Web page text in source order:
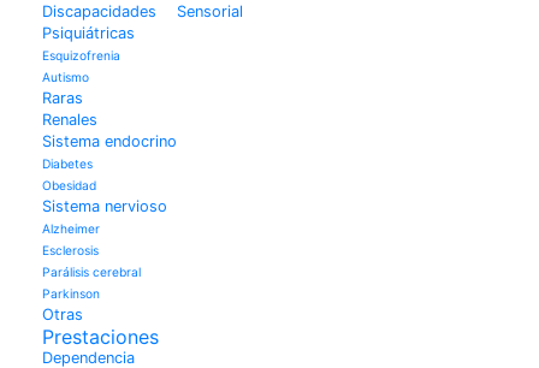
Discapacidades
Psiquiátricas
Esquizofrenia
Autismo
Raras
Renales
Sistema endocrino
Diabetes
Obesidad
Sistema nervioso
Alzheimer
Esclerosis
Parálisis cerebral
Parkinson
Otras
Sensorial
Prestaciones
Dependencia